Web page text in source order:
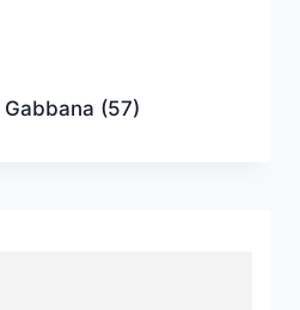
Gabbana (57)